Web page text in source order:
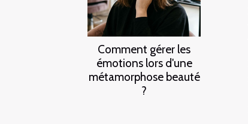
Comment gérer les
émotions lors d'une
métamorphose beauté
?